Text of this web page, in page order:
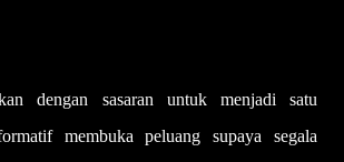
dengan sasaran untuk menjadi satu
membuka peluang supaya segala